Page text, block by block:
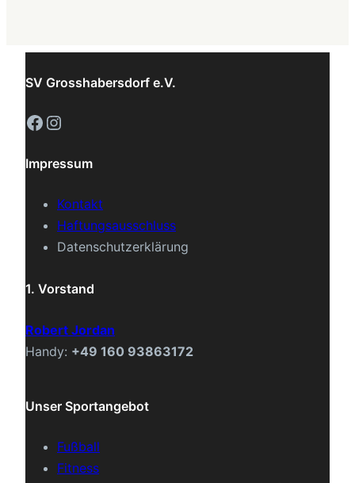
SV Grosshabersdorf e.V.
Facebook Instagram
Impressum
Kontakt
Haftungsausschluss
Datenschutzerklärung
1. Vorstand
Robert Jordan
Handy: +49 160 93863172
Unser Sportangebot
Fußball
Fitness